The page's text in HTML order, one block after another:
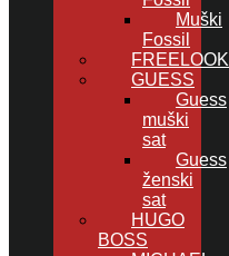
Muški
Fossil
FREELOOK
GUESS
Guess
muški
sat
Guess
ženski
sat
HUGO
BOSS